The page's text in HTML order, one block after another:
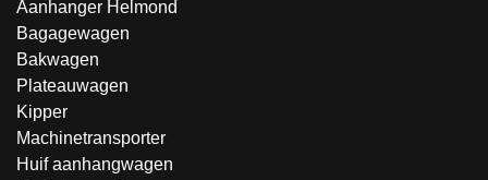
Aanhanger Helmond
Bagagewagen
Bakwagen
Plateauwagen
Kipper
Machinetransporter
Huif aanhangwagen